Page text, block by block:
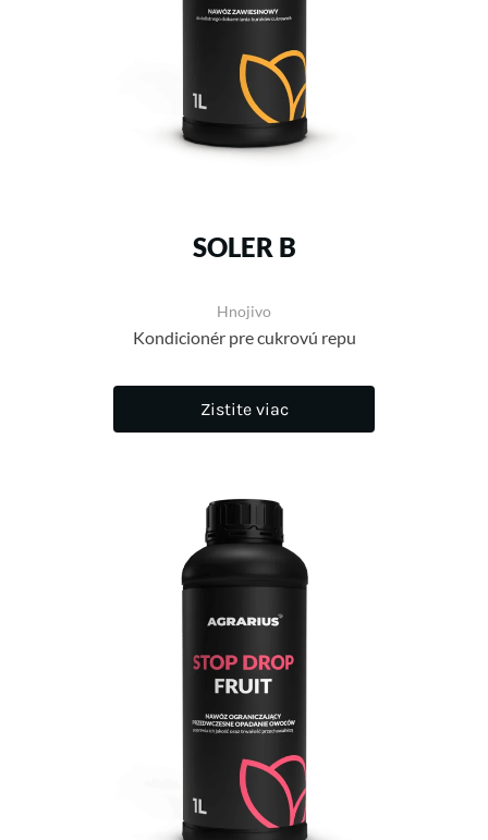
SOLER B
Hnojivo
Kondicionér pre cukrovú repu
Zistite viac